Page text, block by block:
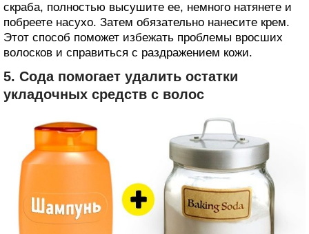
скраба, полностью высушите ее, немного натянете и
побреете насухо. Затем обязательно нанесите крем.
Этот способ поможет избежать проблемы вросших
волосков и справиться с раздражением кожи.
5. Сода помогает удалить остатки
укладочных средств с волос